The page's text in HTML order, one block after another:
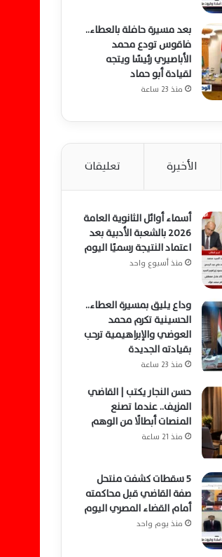
بعد مسيرة حافلة بالعطاء..
فاقوس تودع محمد
الأباصيري رئيسًا ويتجه
لقيادة أبو حماد
منذ 23 ساعة
الأخيرة تعليقات
أسماء أوائل الثانوية العامة
2026 بالشعبة الأدبية بعد
اعتماد النتيجة رسميًا اليوم
منذ أسبوع واحد
وداع يليق بمسيرة العطاء..
الحسينية تكرم محمد
العوضي والإبراهيمية ترحب
بقيادته الجديدة
منذ 23 ساعة
حسن النجار يكتب | القاضي
المزيف.. عندما تصنع
المنصات أبطالًا من الوهم
منذ 21 ساعة
5 سقطات كشفت منتحل
صفة القاضي قبل محاكمته
أمام القضاء المصري اليوم
منذ يوم واحد